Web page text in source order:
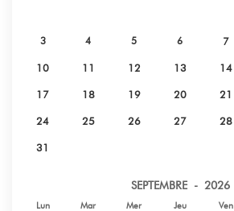
3 4 5 6 7
10 11 12 13 14
17 18 19 20 21
24 25 26 27 28
31
SEPTEMBRE - 2026
Lun Mar Mer Jeu Ven